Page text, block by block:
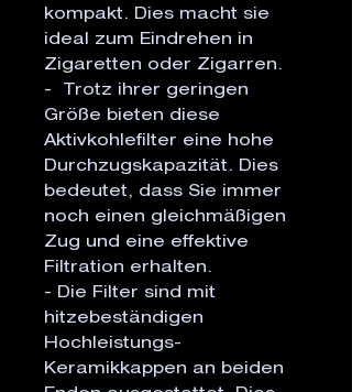
kompakt. Dies macht sie
ideal zum Eindrehen in
Zigaretten oder Zigarren.
-  Trotz ihrer geringen
Größe bieten diese
Aktivkohlefilter eine hohe
Durchzugskapazität. Dies
bedeutet, dass Sie immer
noch einen gleichmäßigen
Zug und eine effektive
Filtration erhalten.
- Die Filter sind mit
hitzebeständigen
Hochleistungs-
Keramikkappen an beiden